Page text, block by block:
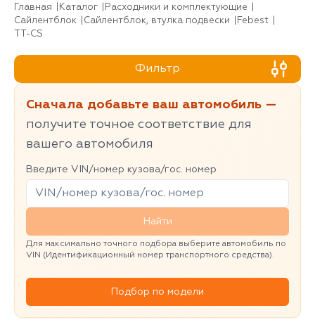
Главная Каталог
Расходники и комплектующие
Сайлентблок
Сайлентблок, втулка подвески
Febest
TT-CS
Фильтр
Сначала добавьте ваш автомобиль —
получите точное соответствие для
вашего автомобиля
Введите VIN/номер кузова/гос. номер
Найти
Для максимально точного подбора выберите автомобиль по
VIN (Идентификационный номер транспортного средства).
Подбор по модели